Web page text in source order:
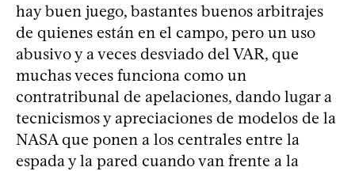
hay buen juego, bastantes buenos arbitrajes
de quienes están en el campo, pero un uso
abusivo y a veces desviado del VAR, que
muchas veces funciona como un
contratribunal de apelaciones, dando lugar a
tecnicismos y apreciaciones de modelos de la
NASA que ponen a los centrales entre la
espada y la pared cuando van frente a la